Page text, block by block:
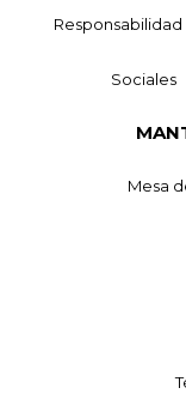
Responsabilidad
Sociales
Mesa